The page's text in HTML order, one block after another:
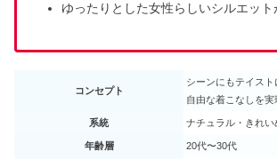
ゆったりとした女性らしいシルエット
コンセプト
シーンにもテイス
自由な着こなしを実
系統 ナチュラル・きれ
年齢層 20代〜30代